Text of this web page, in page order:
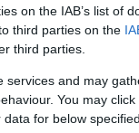
on the IAB’s list of
third parties on the
third parties.
services and may
You may
for below
από την
έχει